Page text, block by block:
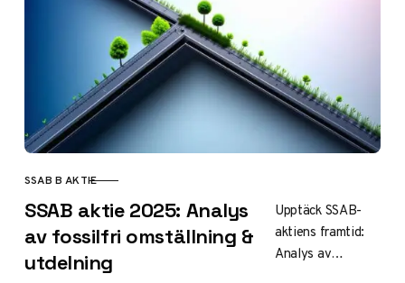
KATEGORI
SSAB B AKTIE
SSAB aktie 2025: Analys
av fossilfri omställning &
utdelning
Upptäck SSAB-
aktiens framtid:
Analys av